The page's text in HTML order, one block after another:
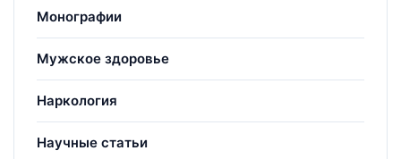
Монографии
Мужское здоровье
Наркология
Научные статьи